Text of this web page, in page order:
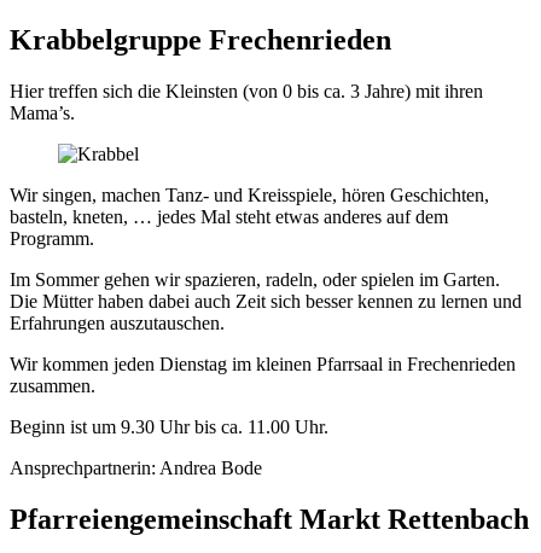
Krabbelgruppe Frechenrieden
Hier treffen sich die Kleinsten (von 0 bis ca. 3 Jahre) mit ihren
Mama’s.
Wir singen, machen Tanz- und Kreisspiele, hören Geschichten,
basteln, kneten, … jedes Mal steht etwas anderes auf dem
Programm.
Im Sommer gehen wir spazieren, radeln, oder spielen im Garten.
Die Mütter haben dabei auch Zeit sich besser kennen zu lernen und
Erfahrungen auszutauschen.
Wir kommen jeden Dienstag im kleinen Pfarrsaal in Frechenrieden
zusammen.
Beginn ist um 9.30 Uhr bis ca. 11.00 Uhr.
Ansprechpartnerin: Andrea Bode
Pfarreiengemeinschaft Markt Rettenbach